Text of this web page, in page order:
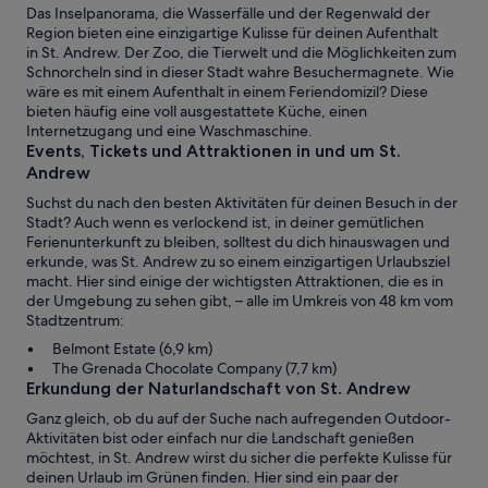
Das Inselpanorama, die Wasserfälle und der Regenwald der
Region bieten eine einzigartige Kulisse für deinen Aufenthalt
in St. Andrew. Der Zoo, die Tierwelt und die Möglichkeiten zum
Schnorcheln sind in dieser Stadt wahre Besuchermagnete. Wie
wäre es mit einem Aufenthalt in einem Feriendomizil? Diese
bieten häufig eine voll ausgestattete Küche, einen
Internetzugang und eine Waschmaschine.
Events, Tickets und Attraktionen in und um St.
Andrew
Suchst du nach den besten Aktivitäten für deinen Besuch in der
Stadt? Auch wenn es verlockend ist, in deiner gemütlichen
Ferienunterkunft zu bleiben, solltest du dich hinauswagen und
erkunde, was St. Andrew zu so einem einzigartigen Urlaubsziel
macht. Hier sind einige der wichtigsten Attraktionen, die es in
der Umgebung zu sehen gibt, – alle im Umkreis von 48 km vom
Stadtzentrum:
Belmont Estate (6,9 km)
The Grenada Chocolate Company (7,7 km)
Erkundung der Naturlandschaft von St. Andrew
Ganz gleich, ob du auf der Suche nach aufregenden Outdoor-
Aktivitäten bist oder einfach nur die Landschaft genießen
möchtest, in St. Andrew wirst du sicher die perfekte Kulisse für
deinen Urlaub im Grünen finden. Hier sind ein paar der